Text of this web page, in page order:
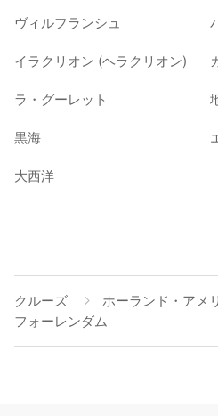
ヴィルフランシュ
イラクリオン (ヘラクリオン)
ラ・グーレット
黒海
大西洋
クルーズ
ホーランド・アメ
フォーレンダム